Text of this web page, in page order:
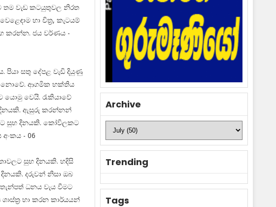
තම වැඩ කටයුතුවල නිරත
හා චිත්‍ර, කැටයම්
කරන්න. ජය වර්ණය -
සතු දේපළ වැඩි දියුණු
නොවේ. ආගමික භක්තිය
වෙයි. රැකියාවේ
දිනයකි. ඇසුරු කරන්නන්
සුභ දිනයකි. කෝවිලකට
- 06
සුභ දිනයකි. හදිසි
දිනයකි. දරුවන් නිසා ඔබ
ධනය වැය වීමට
හා කරන කාර්යයන්
Archive
Trending
Tags